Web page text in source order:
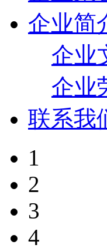
企业简
企业
企业
联系我
1
2
3
4